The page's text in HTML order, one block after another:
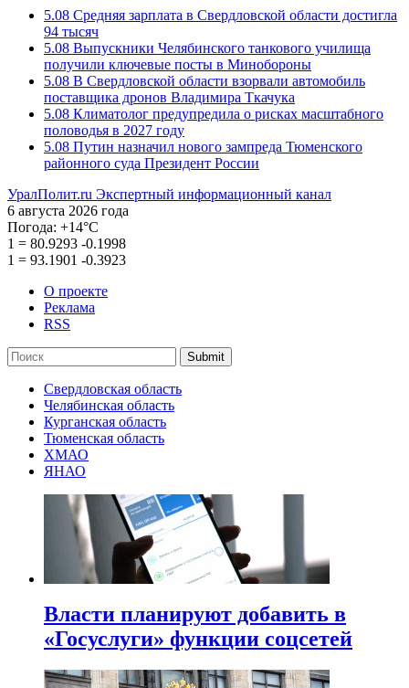
5.08 Средняя зарплата в Свердловской области достигла
94 тысяч
5.08 Выпускники Челябинского танкового училища
получили ключевые посты в Минобороны
5.08 В Свердловской области взорвали автомобиль
поставщика дронов Владимира Ткачука
5.08 Климатолог предупредила о рисках масштабного
половодья в 2027 году
5.08 Путин назначил нового зампреда Тюменского
районного суда Президент России
УралПолит.ru Экспертный информационный канал
6 августа 2026 года
Погода: +14°С
1 = 80.9293 -0.1998
1 = 93.1901 -0.3923
О проекте
Реклама
RSS
Submit
Свердловская область
Челябинская область
Курганская область
Тюменская область
ХМАО
ЯНАО
Власти планируют добавить в
«Госуслуги» функции соцсетей